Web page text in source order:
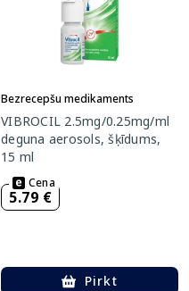
Bezrecepšu medikaments
VIBROCIL 2.5mg/0.25mg/ml
deguna aerosols, šķīdums,
15 ml
Cena
5.79 €
Pirkt